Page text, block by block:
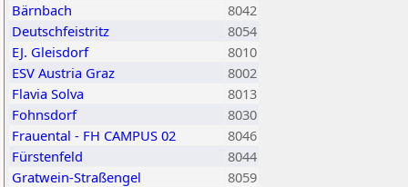
Bärnbach
8042
Deutschfeistritz
8054
EJ. Gleisdorf
8010
ESV Austria Graz
8002
Flavia Solva
8013
Fohnsdorf
8030
Frauental - FH CAMPUS 02
8046
Fürstenfeld
8044
Gratwein-Straßengel
8059